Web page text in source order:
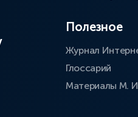
Полезное
Журнал
Глоссарий
Материалы М.